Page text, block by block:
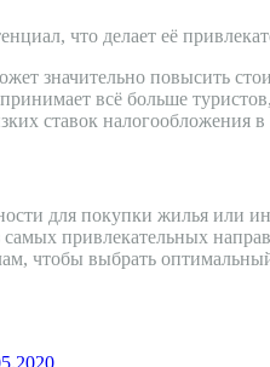
что делает её
значительно повысить
всё больше
ставок налогообложения
для покупки жилья или
привлекательных
чтобы выбрать